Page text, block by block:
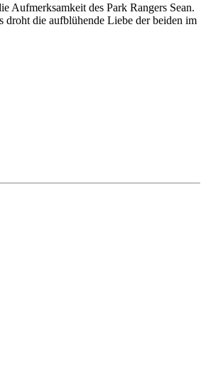
Aufmerksamkeit des Park Rangers Sean.
droht die aufblühende Liebe der beiden im